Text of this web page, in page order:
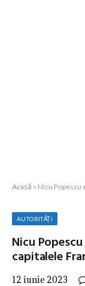
Acasă » Nicu Popescu
AUTORITĂȚI
Nicu
capitalele
12 iunie 2023